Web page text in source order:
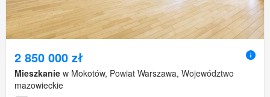
2 850 000 zł
Mieszkanie w Mokotów, Powiat Warszawa, Województwo
mazowieckie